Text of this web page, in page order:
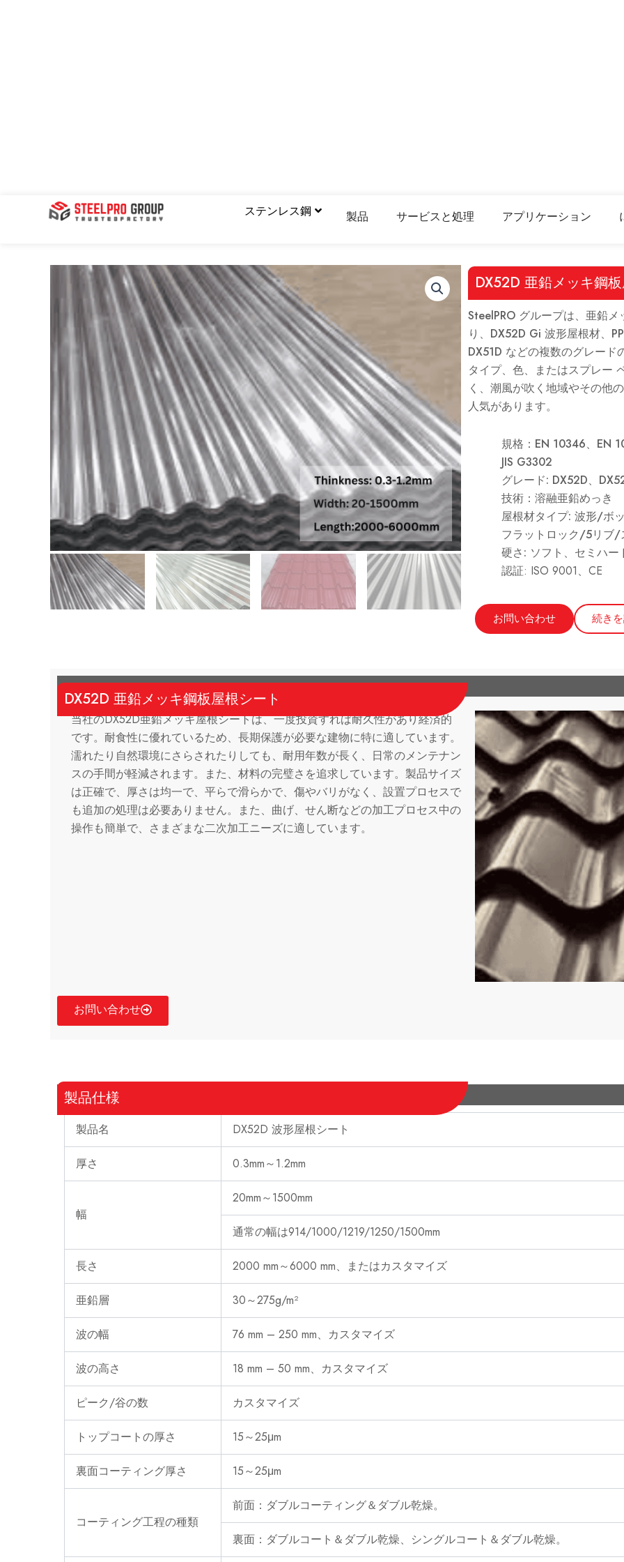
ステンレス鋼 製品 サービスと処理 アプリケーション
DX52D 亜鉛メッキ鋼
SteelPRO グループは、亜鉛
り、DX52D Gi 波形屋根材、
DX51D などの複数のグレー
タイプ、色、またはスプレー
く、潮風が吹く地域やその他
人気があります。
規格：EN 10346、EN
JIS G3302
グレード: DX52D、
技術：溶融亜鉛めっき
屋根材タイプ: 波形/ボ
フラットロック/5リブ/
硬さ: ソフト、セミハー
認証: ISO 9001、CE
お問い合わせ 続き
DX52D 亜鉛メッキ鋼板屋根シート
当社のDX52D亜鉛メッキ屋根シートは、一度投資すれば耐久性があり経済的
です。耐食性に優れているため、長期保護が必要な建物に特に適しています。
濡れたり自然環境にさらされたりしても、耐用年数が長く、日常のメンテナン
スの手間が軽減されます。また、材料の完璧さを追求しています。製品サイズ
は正確で、厚さは均一で、平らで滑らかで、傷やバリがなく、設置プロセスで
も追加の処理は必要ありません。また、曲げ、せん断などの加工プロセス中の
操作も簡単で、さまざまな二次加工ニーズに適しています。
お問い合わせ
製品仕様
製品名 DX52D 波形屋根シート
厚さ 0.3mm～1.2mm
幅
20mm～1500mm
通常の幅は914/1000/1219/1250/1500mm
長さ 2000 mm～6000 mm、またはカスタマイズ
亜鉛層 30～275g/m²
波の幅 76 mm – 250 mm、カスタマイズ
波の高さ 18 mm – 50 mm、カスタマイズ
ピーク/谷の数 カスタマイズ
トップコートの厚さ 15～25μm
裏面コーティング厚さ 15～25μm
コーティング工程の種類
前面：ダブルコーティング＆ダブル乾燥。
裏面：ダブルコート＆ダブル乾燥、シングルコート＆ダブル乾燥。